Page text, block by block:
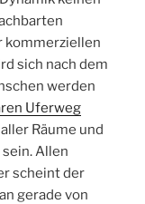
kommerziellen
sich nach dem
werden
Uferweg
Räume und
Allen
scheint der
gerade von